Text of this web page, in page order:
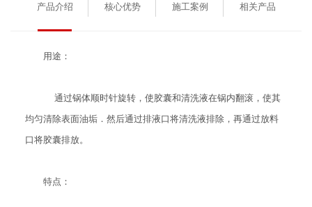
产品介绍 核心优势 施工案例 相关产品
用途：
通过锅体顺时针旋转，使胶囊和清洗液在锅内翻滚，使其
均匀清除表面油垢．然后通过排液口将清洗液排除，再通过放料
口将胶囊排放。
特点：